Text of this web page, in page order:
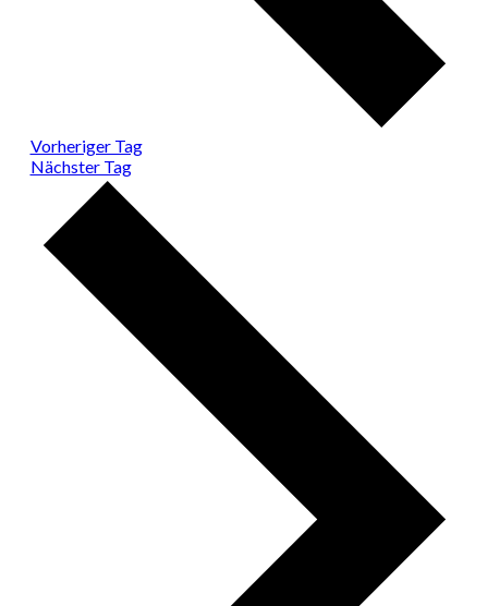
Vorheriger Tag
Nächster Tag